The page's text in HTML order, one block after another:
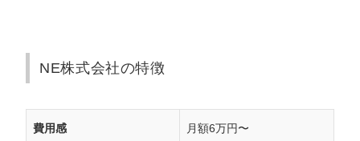
NE株式会社の特徴
費用感 月額6万円〜